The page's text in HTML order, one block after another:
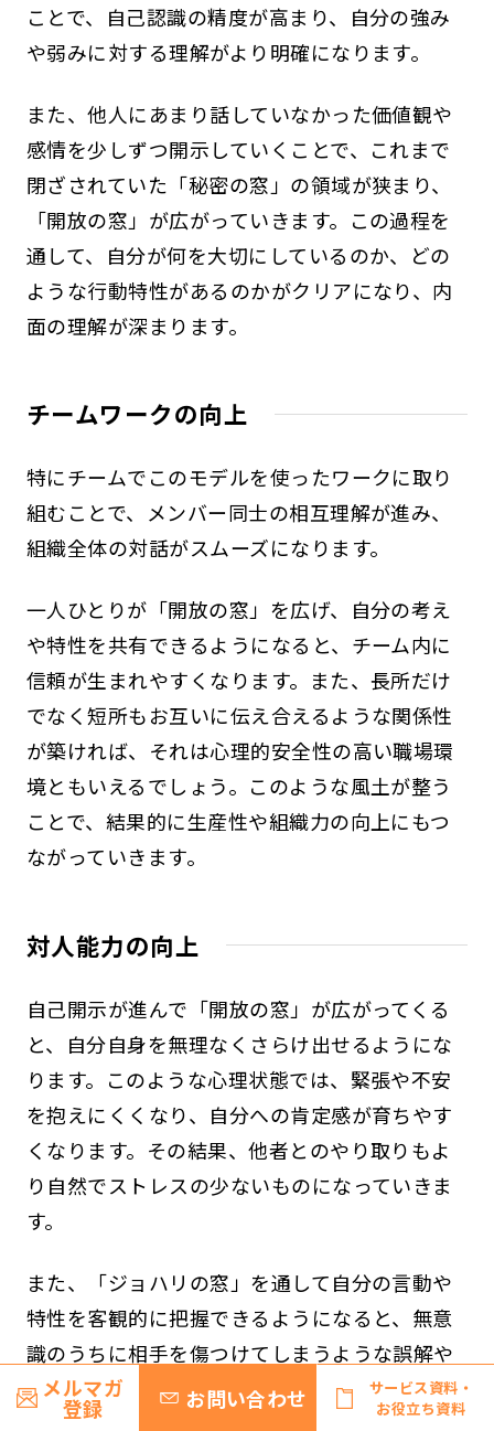
ことで、自己認識の精度が高まり、自分の強み
や弱みに対する理解がより明確になります。
また、他人にあまり話していなかった価値観や
感情を少しずつ開示していくことで、これまで
閉ざされていた「秘密の窓」の領域が狭まり、
「開放の窓」が広がっていきます。この過程を
通して、自分が何を大切にしているのか、どの
ような行動特性があるのかがクリアになり、内
面の理解が深まります。
チームワークの向上
特にチームでこのモデルを使ったワークに取り
組むことで、メンバー同士の相互理解が進み、
組織全体の対話がスムーズになります。
一人ひとりが「開放の窓」を広げ、自分の考え
や特性を共有できるようになると、チーム内に
信頼が生まれやすくなります。また、長所だけ
でなく短所もお互いに伝え合えるような関係性
が築ければ、それは心理的安全性の高い職場環
境ともいえるでしょう。このような風土が整う
ことで、結果的に生産性や組織力の向上にもつ
ながっていきます。
対人能力の向上
自己開示が進んで「開放の窓」が広がってくる
と、自分自身を無理なくさらけ出せるようにな
ります。このような心理状態では、緊張や不安
を抱えにくくなり、自分への肯定感が育ちやす
くなります。その結果、他者とのやり取りもよ
り自然でストレスの少ないものになっていきま
す。
また、「ジョハリの窓」を通して自分の言動や
特性を客観的に把握できるようになると、無意
識のうちに相手を傷つけてしまうような誤解や
摩擦も減らせます。結果として、対人関係での
トラブルを防ぎやすくなり、より良い人間関係
メルマガ
登録 お問い合わせ
サービス資料・
お役立ち資料